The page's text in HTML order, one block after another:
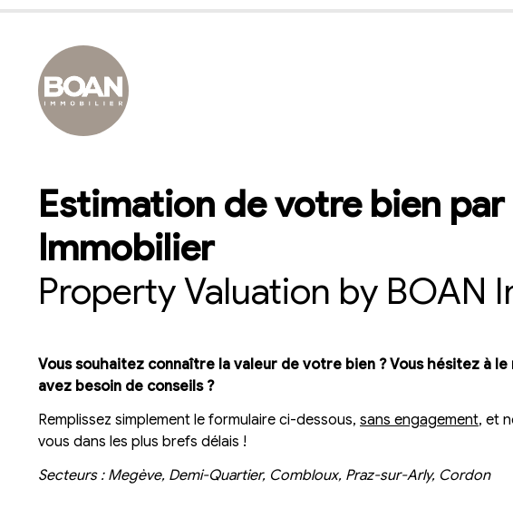
Estimation de votre bien par
Property Valuation by BOAN
Vous souhaitez connaître la valeur de votre bien ? Vous hésitez à
avez besoin de conseils ?
Remplissez simplement le formulaire ci-dessous, sans engagement, et
vous dans les plus brefs délais !
Secteurs : Megève, Demi-Quartier, Combloux, Praz-sur-Arly, Cordon